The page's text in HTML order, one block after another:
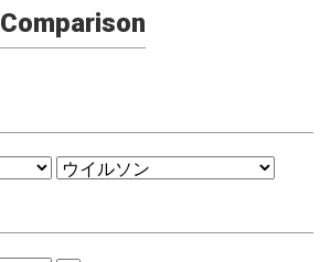
Comparison